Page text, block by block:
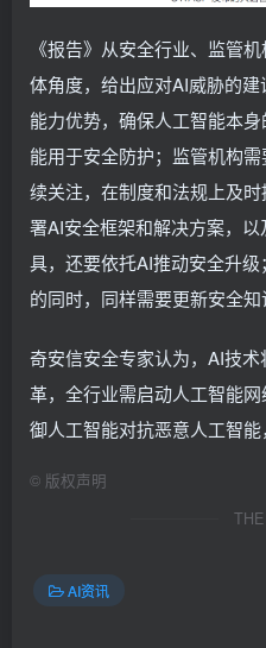
《报告》从安全行业、监管
体角度，给出应对AI威胁的
能力优势，确保人工智能本
能用于安全防护；监管机构
续关注，在制度和法规上及
署AI安全框架和解决方案，
具，还要依托AI推动安全升
的同时，同样需要更新安全知
奇安信安全专家认为，AI技
革，全行业需启动人工智能
御人工智能对抗恶意人工智能
© 版权声明
AI资讯